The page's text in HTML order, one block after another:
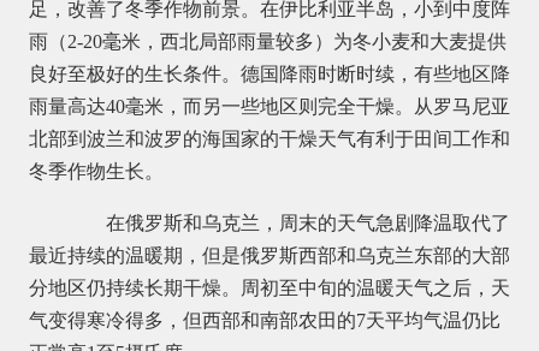
足，改善了冬季作物前景。在伊比利亚半岛，小到中度阵
雨（2-20毫米，西北局部雨量较多）为冬小麦和大麦提供
良好至极好的生长条件。德国降雨时断时续，有些地区降
雨量高达40毫米，而另一些地区则完全干燥。从罗马尼亚
北部到波兰和波罗的海国家的干燥天气有利于田间工作和
冬季作物生长。
在俄罗斯和乌克兰，周末的天气急剧降温取代了
最近持续的温暖期，但是俄罗斯西部和乌克兰东部的大部
分地区仍持续长期干燥。周初至中旬的温暖天气之后，天
气变得寒冷得多，但西部和南部农田的7天平均气温仍比